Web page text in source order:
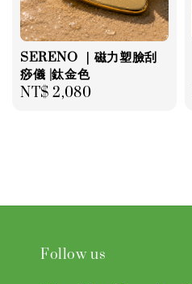
SERENO ｜磁力塑臉刮
痧儀 |鈦金色
Regular
NT$ 2,080
Follow us